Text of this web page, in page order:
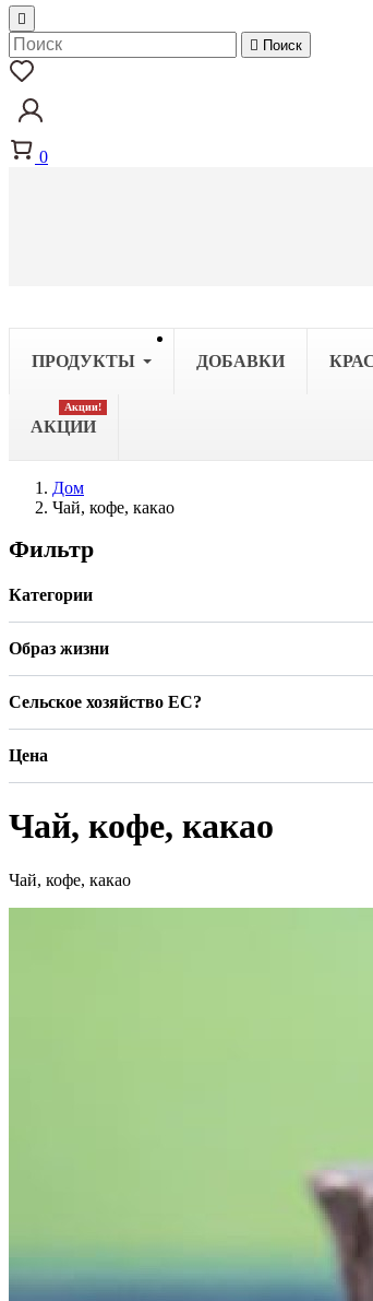

 Поиск
0
ПРОДУКТЫ ДОБАВКИ
АКЦИИ
Акции!
Дом
Чай, кофе, какао
Фильтр
Категории
Образ жизни
Сельское хозяйство ЕС?
Цена
Чай, кофе, какао
Чай, кофе, какао